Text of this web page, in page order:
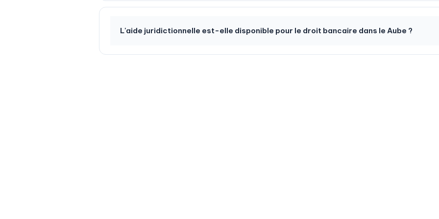
L'aide juridictionnelle est-elle disponible pour le droit bancaire dans le Aube ?